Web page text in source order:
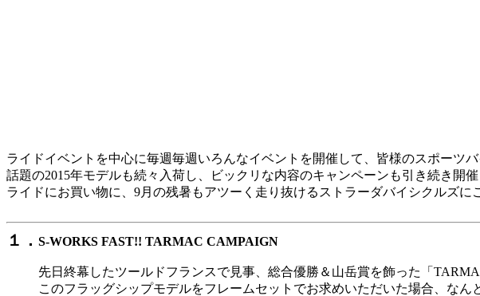
ライドイベントを中心に毎週毎週いろんなイベントを開催して、皆様のスポーツ
話題の2015年モデルも続々入荷し、ビックリな内容のキャンペーンも引き続き開催
ライドにお買い物に、9月の残暑もアツーく走り抜けるストラーダバイシクルズに
１． S-WORKS FAST!! TARMAC CAMPAIGN
先日終幕したツールドフランスで見事、総合優勝＆山岳賞を飾った「
このフラッグシップモデルをフレームセットでお求めいただいた場合、なん